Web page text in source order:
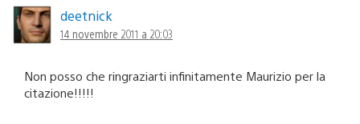
deetnick
14 novembre 2011 a 20:03
Non posso che ringraziarti infinitamente Maurizio per la
citazione!!!!!